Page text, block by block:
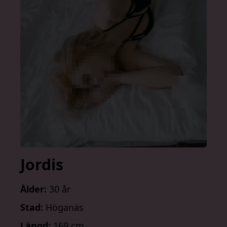
Jordis
Ålder: 30 år
Stad: Höganäs